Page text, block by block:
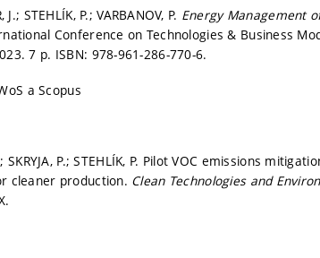
STEHLÍK, P.; VARBANOV, P. Energy Management
Conference on Technologies & Business
7 p. ISBN: 978-961-286-770-6.
a Scopus
SKRYJA, P.; STEHLÍK, P. Pilot VOC emissions
cleaner production. Clean Technologies and